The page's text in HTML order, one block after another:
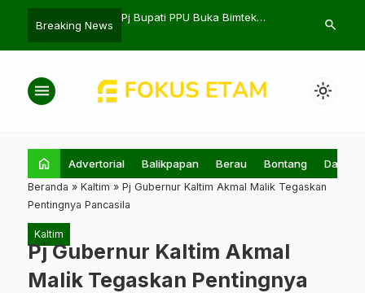
Breaking News
Lulus Pelatihan
Pj Bupati PPU Buka Bimtek
Brimob
search
menu light_mode
home Advertorial Balikpapan Berau Bontang Daerah
Beranda » Kaltim » Pj Gubernur Kaltim Akmal Malik Tegaskan
Pentingnya Pancasila
Kaltim
Pj Gubernur Kaltim Akmal
Malik Tegaskan Pentingnya